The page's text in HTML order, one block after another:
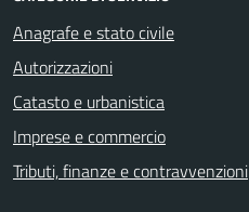
Anagrafe e stato civile
Autorizzazioni
Catasto e urbanistica
Imprese e commercio
Tributi, finanze e contravvenzioni